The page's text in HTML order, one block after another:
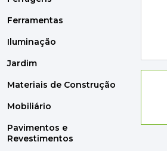
MOBILIÁRIO
PAVIMENTOS E REVESTIMENTOS
DYRUP
Ferramentas
Iluminação
Jardim
Materiais de Construção
Mobiliário
Pavimentos e
Revestimentos